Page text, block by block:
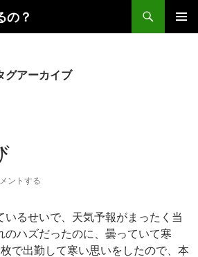
の？
グアーカイブ
ントする
いるせいで、天気予報がまったく当
のハズだったのに、曇っていて寒
で出勤して寒い思いをしたので、本